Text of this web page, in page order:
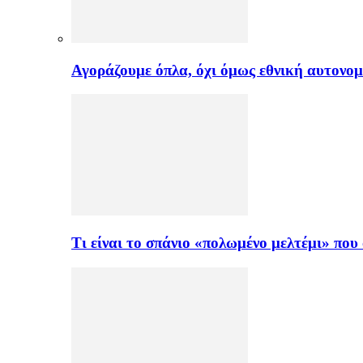
Αγοράζουμε όπλα, όχι όμως εθνική
Τι είναι το σπάνιο «πολωμένο μελτέμι»